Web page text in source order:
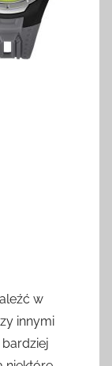
w
innymi